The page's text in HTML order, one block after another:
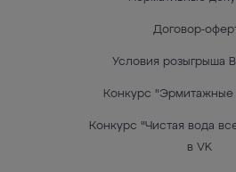
Договор-
Условия розыгрыша
Конкурс "Эрмитажные
Конкурс "Чистая вода
в VK